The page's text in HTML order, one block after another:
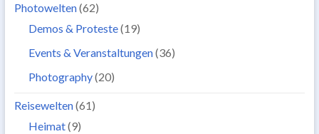
Photowelten(62)
Demos & Proteste(19)
Events & Veranstaltungen(36)
Photography(20)
Reisewelten(61)
Heimat(9)